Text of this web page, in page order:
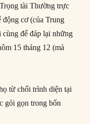
tài Thường trực
cơ (của Trung
để đáp lại những
15 tháng 12 (mà
từ chối trình diện tại
gói gọn trong bốn